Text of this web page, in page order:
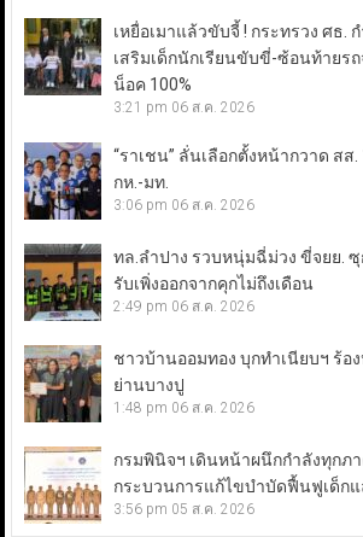
เหยื่อเมาแล้วขับจี้ ! กระทรวง ศธ.
เสริมเด็กนักเรียนขับขี่-ซ้อนท้ายร
น็อค 100%
3:21 pm 06 ส.ค. 2026
“ราเชน” ลั่นเลือกตั้งหน้ากวาด สส
กห.-มท.
3:06 pm 06 ส.ค. 2026
ทล.ลำปาง รวบหนุ่มฉี่ม่วง ขี่จยย. ซุ
รับเพิ่งออกจากคุกไม่ถึงเดือน
2:49 pm 06 ส.ค. 2026
ชาวบ้านออมทอง บุกทำเนียบฯ ร้อ
ย่านบางปู
1:48 pm 06 ส.ค. 2026
กรมพินิจฯ เดินหน้าผนึกกำลังทุกภ
กระบวนการแก้ไขบำบัดฟื้นฟูเด็ก
3:56 pm 05 ส.ค. 2026